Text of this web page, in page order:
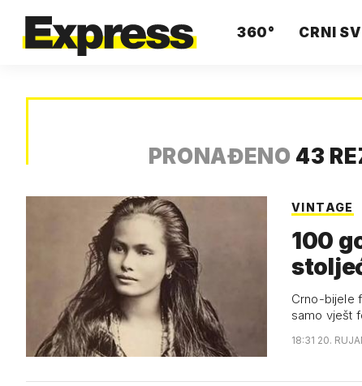
360° CRNI
PRONAĐENO 43
VINTAGE
100
Crno-bijele
samo vješt
18:31 20.